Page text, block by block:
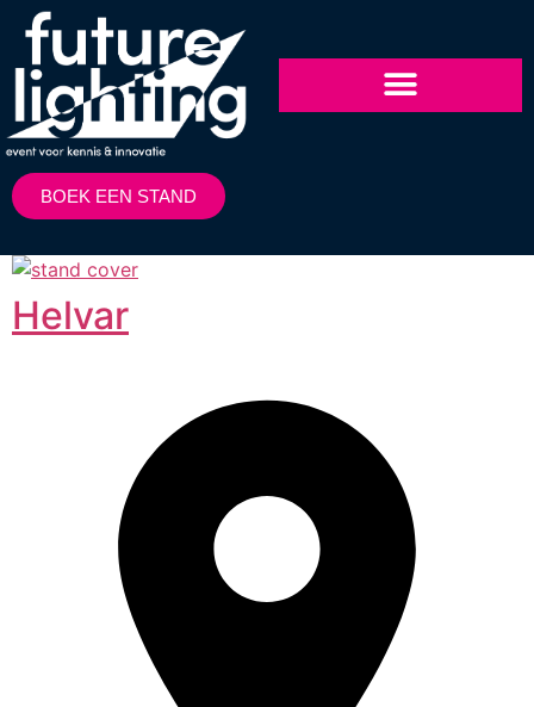
BOEK EEN STAND
Helvar